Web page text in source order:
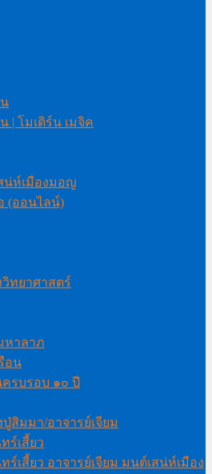
| โมเดิร์น เมจิค
น่ห์เมืองมอญ
(ออนไลน์)
วิทยาศาสตร์
หาลาภ
อน
รบรอบ ๑๐ ปี
สิมมา/อาจารย์เจียม
ร์เสี้ยว
เสี้ยว อาจารย์เจียม มนต์เสน่ห์เมือง